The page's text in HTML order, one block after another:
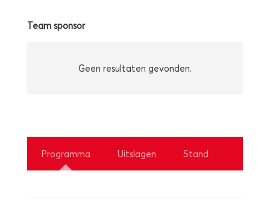
Team sponsor
Geen resultaten gevonden.
Programma Uitslagen Stand